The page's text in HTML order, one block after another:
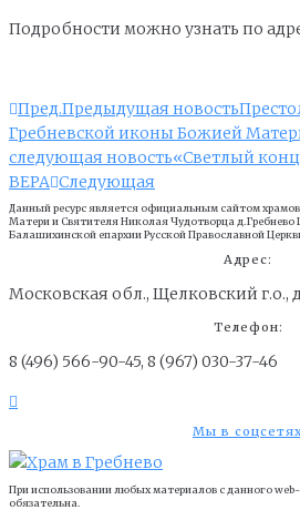
Подробности можно узнать по
Пред.Предыдущая новость
Гребневской иконы Божией
следующая новость«Светлый
ВЕРА Следующая
Данный ресурс является официальным сайтом
Матери и Cвятителя Николая Чудотворца д.Гребнево
Балашихинской епархии Русской Православной
Адрес:
Московская обл., Щелковский г.о.,
Телефон:
8 (496) 566-90-45, 8 (967) 030-37-46
Мы в
При использовании любых материалов с данного
обязательна.